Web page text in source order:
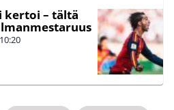
kertoi – tältä
10:20